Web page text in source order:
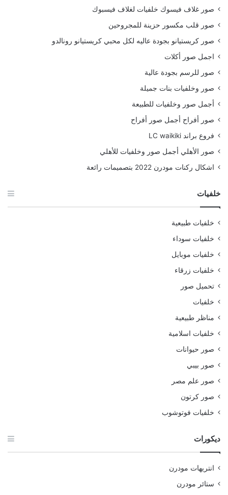
صور غلاف فيسوك خلفيات لغلاف فيسبوك
صور قلب مكسور حزينة للمجروحين
صور كريستيانو بجودة عاليه لكل محبي كريستيانو رونالدو
اجمل صور أكلات
صور للرسم بجودة عالية
صور وخلفيات بنات جميلة
أجمل صور وخلفيات للطبيعة
صور أفراح أجمل صور أفراح
فروع براند LC waikiki
صور الأهلي أجمل صور وخلفيات للأهلي
اشكال ركنات مودرن 2022 بتصميمات رائعة
خلفيات
خلفيات طبيعية
خلفيات سوداء
خلفيات موبايل
خلفيات زرقاء
تحميل صور
خلفيات
مناظر طبيعية
خلفيات اسلامية
صور حيوانات
صور بيبي
صور علم مصر
صور كرتون
خلفيات فوتوشوب
ديكورات
انتريهات مودرن
ستائر مودرن